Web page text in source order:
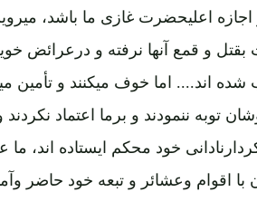
اجازه اعلیحضرت غازی ما باشد،
بقتل و قمع آنها نرفته و درعرائض
شده اند.... اما خوف میکنند و تأمین
توبه ننمودند و برما اعتماد
خود محکم ایستاده اند، ما
اقوام وعشائر و تبعه خود حاضر